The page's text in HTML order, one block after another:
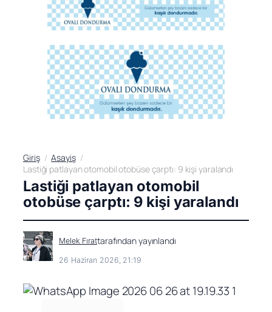
Giriş
Asayiş
Lastiği patlayan otomobil otobüse çarptı: 9 kişi yaralandı
Lastiği patlayan otomobil
otobüse çarptı: 9 kişi yaralandı
Melek Fırattarafından yayınlandı
26 Haziran 2026, 21:19